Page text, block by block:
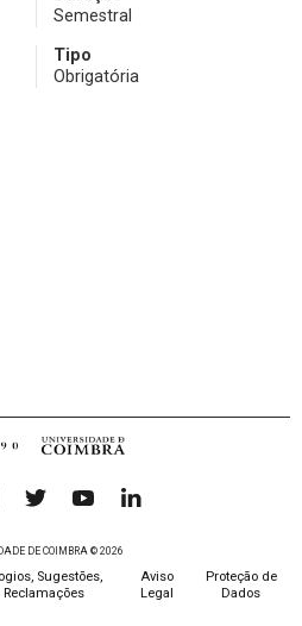
Semestral
Tipo
Obrigatória
DE COIMBRA © 2026
Sugestões,
Reclamações
Aviso
Legal
Proteção de
Dados